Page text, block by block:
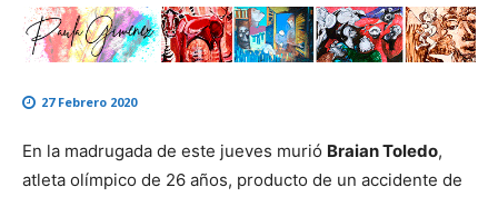
27 Febrero 2020
En la madrugada de este jueves murió Braian Toledo,
atleta olímpico de 26 años, producto de un accidente de